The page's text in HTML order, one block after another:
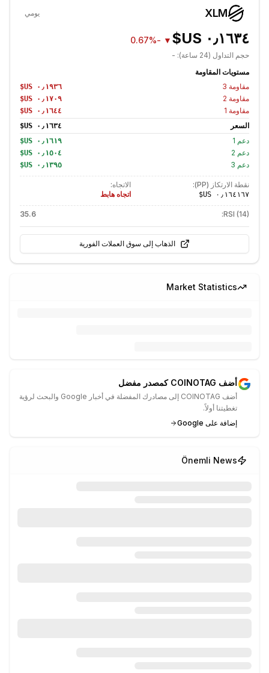
XLM يومي
▼
-0.67%
حجم التداول (24 ساعة):
-
مستويات المقاومة
مقاومة 3
مقاومة 2
مقاومة 1
السعر
دعم 1
دعم 2
دعم 3
نقطة الارتكاز (PP):
الاتجاه:
اتجاه هابط
RSI (14):
35.6
الذهاب إلى سوق العملات الفورية
Market Statistics
أضف COINOTAG كمصدر مفضل
أضف COINOTAG إلى مصادرك المفضلة في أخبار Google والبحث لرؤية
تغطيتنا أولاً.
إضافة على Google
Önemli News